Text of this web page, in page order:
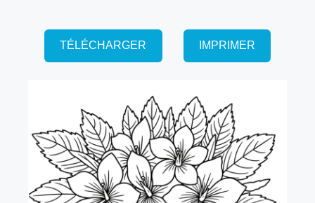
TÉLÉCHARGER IMPRIMER